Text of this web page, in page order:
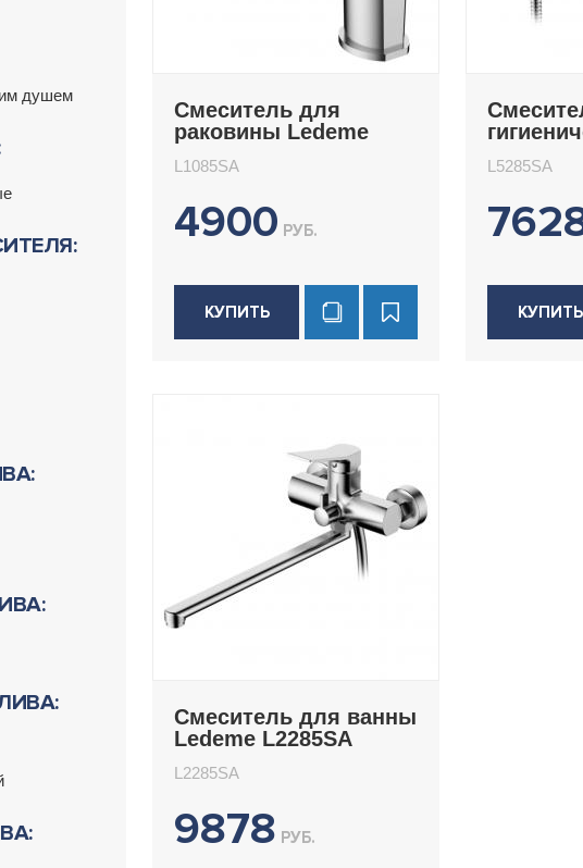
душем
Смеситель для
раковины Ledeme
L1085SA
4900 РУБ.
КУПИТЬ
L5285SA
КУПИТЬ
Смеситель для ванны
Ledeme L2285SA
L2285SA
9878 РУБ.